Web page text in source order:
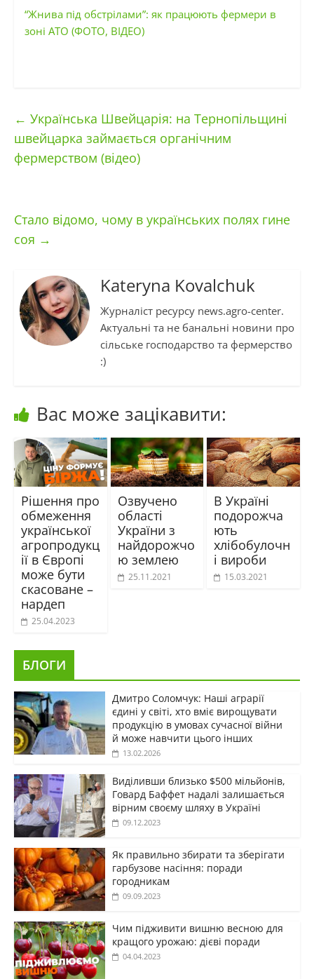
“Жнива під обстрілами”: як працюють фермери в
зоні АТО (ФОТО, ВІДЕО)
← Українська Швейцарія: на Тернопільщині
швейцарка займається органічним
фермерством (відео)
Стало відомо, чому в українських полях гине
соя →
Kateryna Kovalchuk
Журналіст ресурсу news.agro-center.
Актуальні та не банальні новини про
сільське господарство та фермерство
:)
Вас може зацікавити:
Рішення про
обмеження
української
агропродукц
ії в Європі
може бути
скасоване –
нардеп
25.04.2023
Озвучено
області
України з
найдорожчо
ю землею
25.11.2021
В Україні
подорожча
ють
хлібобулочн
і вироби
15.03.2021
БЛОГИ
Дмитро Соломчук: Наші аграрії
єдині у світі, хто вміє вирощувати
продукцію в умовах сучасної війни
й може навчити цього інших
13.02.2026
Виділивши близько $500 мільйонів,
Говард Баффет надалі залишається
вірним своєму шляху в Україні
09.12.2023
Як правильно збирати та зберігати
гарбузове насіння: поради
городникам
09.09.2023
Чим підживити вишню весною для
кращого урожаю: дієві поради
04.04.2023